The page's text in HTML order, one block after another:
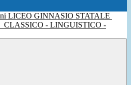
LICEO GINNASIO STATALE
CLASSICO - LINGUISTICO -